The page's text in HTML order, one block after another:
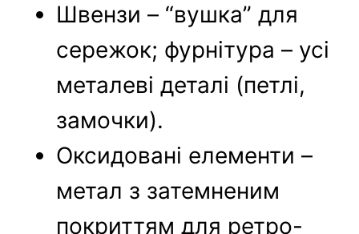
Швензи – “вушка” для
сережок; фурнітура – усі
металеві деталі (петлі,
замочки).
Оксидовані елементи –
метал з затемненим
покриттям для ретро-